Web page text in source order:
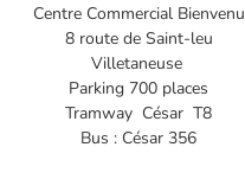
Centre Commercial Bienvenu
8 route de Saint-leu
Villetaneuse
Parking 700 places
Tramway César T8
Bus : César 356